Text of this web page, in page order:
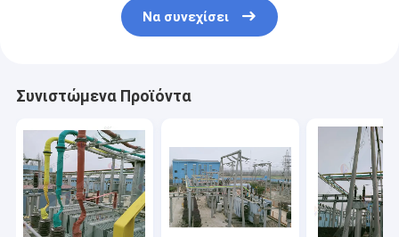
Να συνεχίσει
Συνιστώμενα Προϊόντα